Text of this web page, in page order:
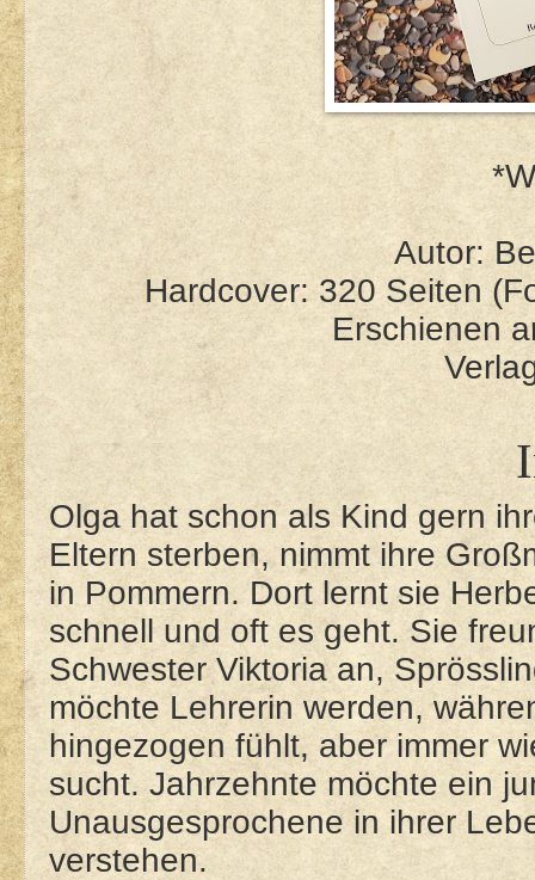
Autor:
Hardcover: 320 Seiten
Erschienen
Olga hat schon als Kind gern
Eltern sterben, nimmt ihre
in Pommern. Dort lernt sie
schnell und oft es geht. Sie
Schwester Viktoria an,
möchte Lehrerin werden,
hingezogen fühlt, aber immer
sucht. Jahrzehnte möchte ein
Unausgesprochene in ihrer
verstehen.